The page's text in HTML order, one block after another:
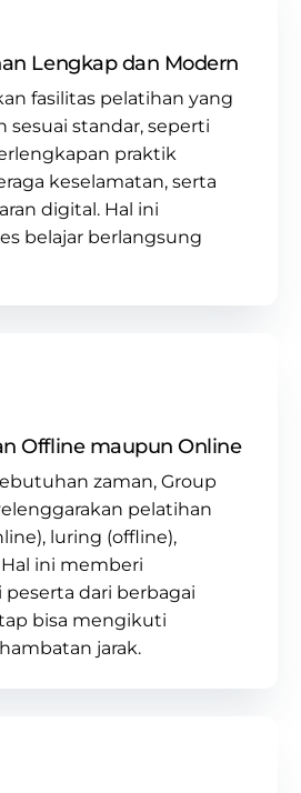
Lengkap dan Modern
fasilitas pelatihan yang
sesuai standar, seperti
praktik
keselamatan, serta
digital. Hal ini
belajar berlangsung
Offline maupun Online
zaman, Group
pelatihan
luring (offline),
ini memberi
peserta dari berbagai
bisa mengikuti
jarak.